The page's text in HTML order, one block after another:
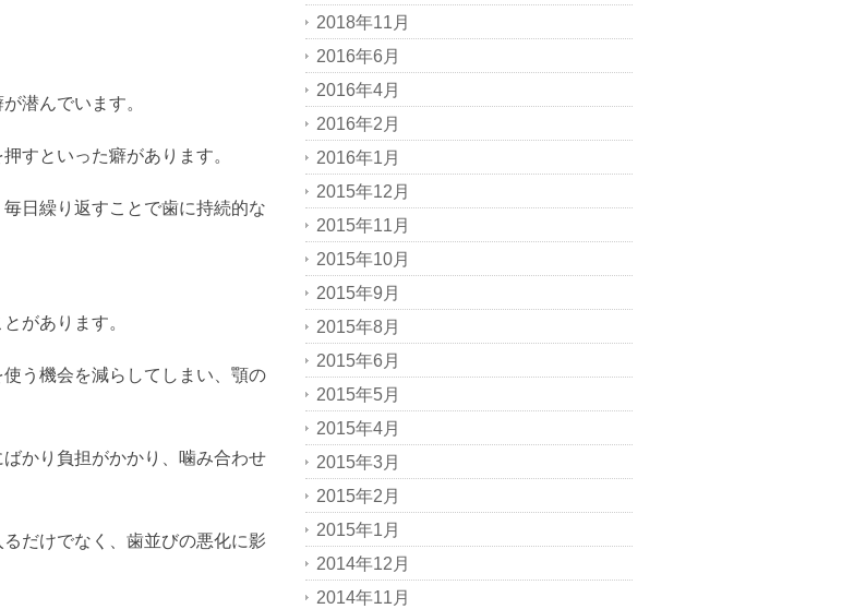
潜んでいます。
すといった癖があります。
日繰り返すことで歯に持続的な
があります。
う機会を減らしてしまい、顎の
かり負担がかかり、噛み合わせ
だけでなく、歯並びの悪化に影
2018年11月
2016年6月
2016年4月
2016年2月
2016年1月
2015年12月
2015年11月
2015年10月
2015年9月
2015年8月
2015年6月
2015年5月
2015年4月
2015年3月
2015年2月
2015年1月
2014年12月
2014年11月